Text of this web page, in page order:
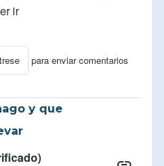
ir
para enviar comentarios
Visa Residente en Venezuela
y que